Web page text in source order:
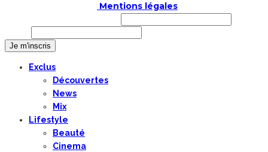
Mentions légales
Exclus
Découvertes
News
Mix
Lifestyle
Beauté
Cinema